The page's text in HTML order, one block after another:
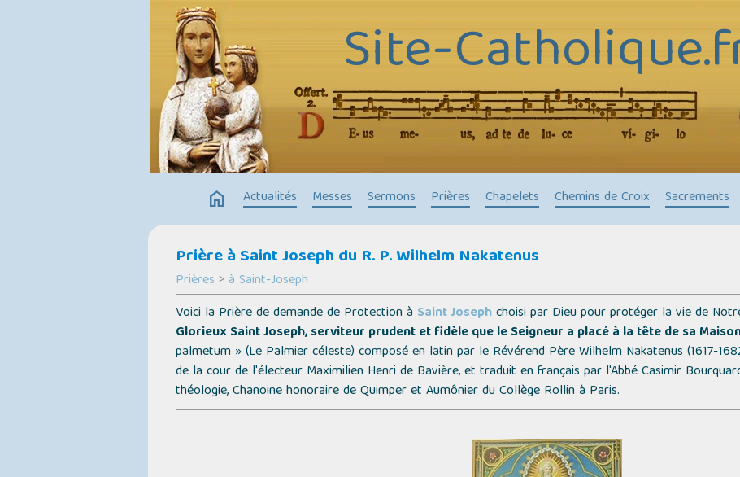
Site-
home Actualités Messes Sermons Prières Chapelets Chemins de Croix Sacrements
Prière à Saint Joseph du R. P. Wilhelm Nakatenus
Prières > à Saint-Joseph
Voici la Prière de demande de Protection à Saint Josephchoisi par Dieu pour protéger la vie de
Glorieux Saint Joseph, serviteur prudent et fidèle que le Seigneur a placé à la tête de sa
palmetum » (Le Palmier céleste) composé en latin par le Révérend Père Wilhelm Nakatenus (1617-
de la cour de l'électeur Maximilien Henri de Bavière, et traduit en français par l'Abbé Casimir
théologie, Chanoine honoraire de Quimper et Aumônier du Collège Rollin à Paris.